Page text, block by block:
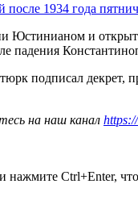
после 1934 года
и
падения
подписал
на наш канал
Ctrl+Enter,